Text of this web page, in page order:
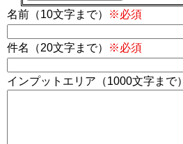
名前（10文字まで） ※必須
件名（20文字まで） ※必須
インプットエリア（1000文字まで）